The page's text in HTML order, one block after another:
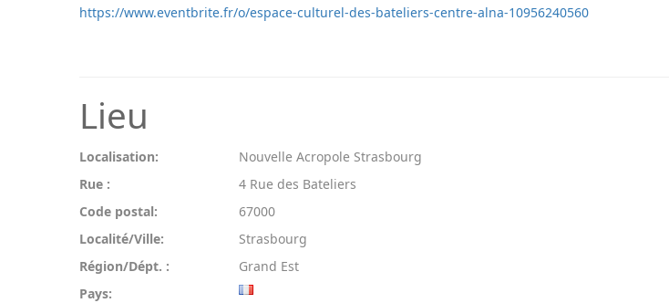
https://www.eventbrite.fr/o/espace-culturel-des-bateliers-centre-alna-10956240560
Lieu
Localisation:
Nouvelle Acropole Strasbourg
Rue :
4 Rue des Bateliers
Code postal:
67000
Localité/Ville:
Strasbourg
Région/Dépt. :
Grand Est
Pays: